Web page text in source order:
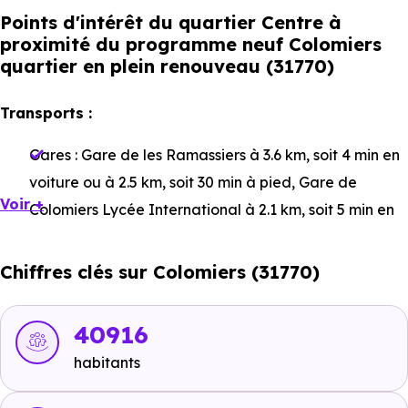
Points d'intérêt du quartier Centre à
proximité du programme neuf Colomiers
quartier en plein renouveau (31770)
Transports :
Gares : Gare de les Ramassiers à 3.6 km, soit 4 min en
voiture ou à 2.5 km, soit 30 min à pied, Gare de
Colomiers Lycée International à 2.1 km, soit 5 min en
Colomiers à 1.7 km, soit 3 min en voiture ou à 1.1 km,
Bus :
Ligne 151 - Ligne L2 - Ligne 150 : Gers
soit 1 min en voiture ou à 219 m, soit 3 min à pied
Voir +
Chiffres clés sur Colomiers (31770)
40916
habitants